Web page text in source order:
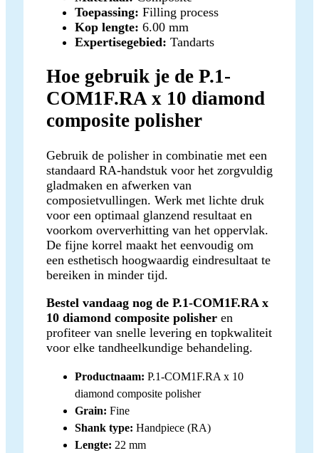
Toepassing: Filling process
Kop lengte: 6.00 mm
Expertisegebied: Tandarts
Hoe gebruik je de P.1-
COM1F.RA x 10 diamond
composite polisher
Gebruik de polisher in combinatie met een
standaard RA-handstuk voor het zorgvuldig
gladmaken en afwerken van
composietvullingen. Werk met lichte druk
voor een optimaal glanzend resultaat en
voorkom oververhitting van het oppervlak.
De fijne korrel maakt het eenvoudig om
een esthetisch hoogwaardig eindresultaat te
bereiken in minder tijd.
Bestel vandaag nog de P.1-COM1F.RA x
10 diamond composite polisher en
profiteer van snelle levering en topkwaliteit
voor elke tandheelkundige behandeling.
Productnaam: P.1-COM1F.RA x 10
diamond composite polisher
Grain: Fine
Shank type: Handpiece (RA)
Lengte: 22 mm